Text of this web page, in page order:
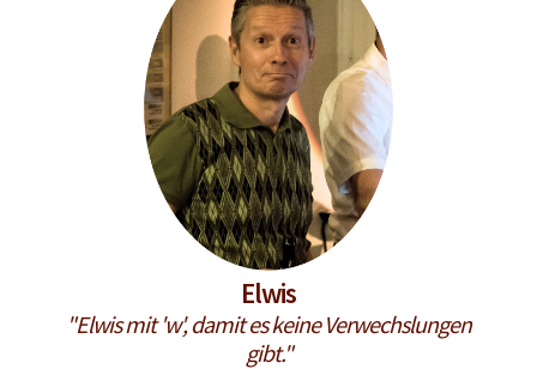
Elwis
"Elwis mit 'w', damit es keine Verwechslungen
gibt."